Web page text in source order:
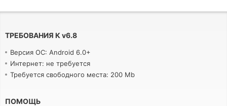
ТРЕБОВАНИЯ К v6.8
Версия ОС: Android 6.0+
Интернет: не требуется
Требуется свободного места: 200 Mb
ПОМОЩЬ